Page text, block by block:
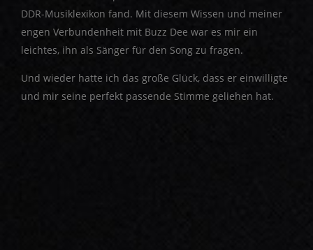
DDR-Musiklexikon fand. Mit diesem Wissen und meiner
engen Verbundenheit mit Buzz Dee war es mir ein
leichtes, ihn als Sänger für den Song zu fragen.
Und wieder hatte ich das große Glück, dass er einwilligte
und mir seine perfekt passende Stimme geliehen hat.